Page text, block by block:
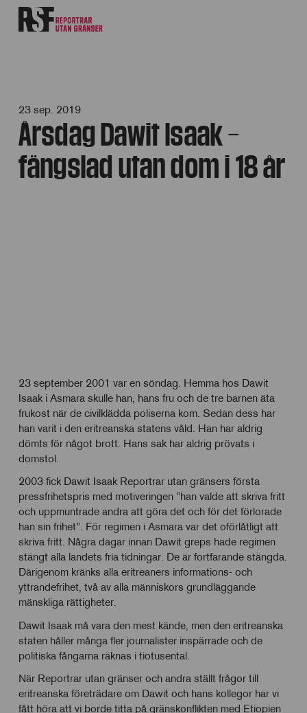
23 sep. 2019
Årsdag Dawit Isaak –
fängslad utan dom i 18 år
23 september 2001 var en söndag. Hemma hos Dawit
Isaak i Asmara skulle han, hans fru och de tre barnen äta
frukost när de civilklädda poliserna kom. Sedan dess har
han varit i den eritreanska statens våld. Han har aldrig
dömts för något brott. Hans sak har aldrig prövats i
domstol.
2003 fick Dawit Isaak Reportrar utan gränsers första
pressfrihetspris med motiveringen ”han valde att skriva fritt
och uppmuntrade andra att göra det och för det förlorade
han sin frihet”. För regimen i Asmara var det oförlåtligt att
skriva fritt. Några dagar innan Dawit greps hade regimen
stängt alla landets fria tidningar. De är fortfarande stängda.
Därigenom kränks alla eritreaners informations- och
yttrandefrihet, två av alla människors grundläggande
mänskliga rättigheter.
Dawit Isaak må vara den mest kände, men den eritreanska
staten håller många fler journalister inspärrade och de
politiska fångarna räknas i tiotusental.
När Reportrar utan gränser och andra ställt frågor till
eritreanska företrädare om Dawit och hans kollegor har vi
fått höra att vi borde titta på gränskonflikten med Etiopien